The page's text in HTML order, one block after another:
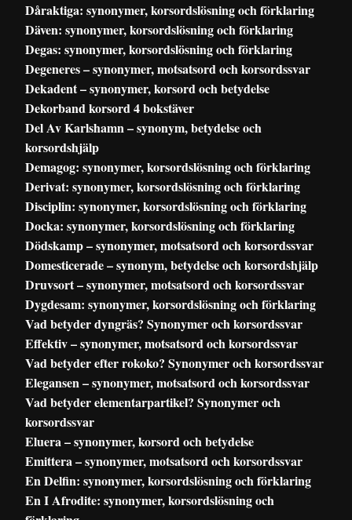
Dåraktiga: synonymer, korsordslösning och förklaring
Däven: synonymer, korsordslösning och förklaring
Degas: synonymer, korsordslösning och förklaring
Degeneres – synonymer, motsatsord och korsordssvar
Dekadent – synonymer, korsord och betydelse
Dekorband korsord 4 bokstäver
Del Av Karlshamn – synonym, betydelse och
korsordshjälp
Demagog: synonymer, korsordslösning och förklaring
Derivat: synonymer, korsordslösning och förklaring
Disciplin: synonymer, korsordslösning och förklaring
Docka: synonymer, korsordslösning och förklaring
Dödskamp – synonymer, motsatsord och korsordssvar
Domesticerade – synonym, betydelse och korsordshjälp
Druvsort – synonymer, motsatsord och korsordssvar
Dygdesam: synonymer, korsordslösning och förklaring
Vad betyder dyngräs? Synonymer och korsordssvar
Effektiv – synonymer, motsatsord och korsordssvar
Vad betyder efter rokoko? Synonymer och korsordssvar
Elegansen – synonymer, motsatsord och korsordssvar
Vad betyder elementarpartikel? Synonymer och
korsordssvar
Eluera – synonymer, korsord och betydelse
Emittera – synonymer, motsatsord och korsordssvar
En Delfin: synonymer, korsordslösning och förklaring
En I Afrodite: synonymer, korsordslösning och